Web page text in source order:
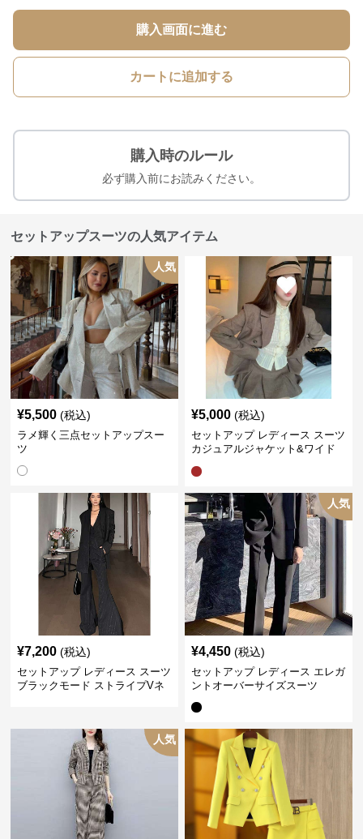
購入画面に進む
カートに追加する
購入時のルール
必ず購入前にお読みください。
セットアップスーツの人気アイテム
人気
¥5,500 (税込)
ラメ輝く三点セットアップスー
ツ
¥5,000 (税込)
セットアップ レディース スーツ
カジュアルジャケット&ワイド
¥7,200 (税込)
セットアップ レディース スーツ
ブラックモード ストライプVネ
人気
¥4,450 (税込)
セットアップ レディース エレガ
ントオーバーサイズスーツ
人気